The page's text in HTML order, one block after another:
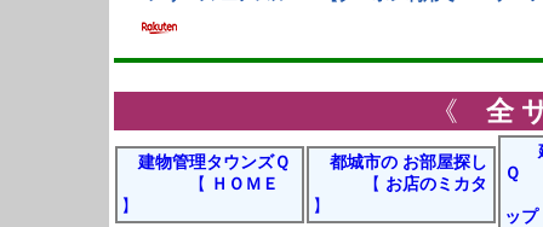
《全
建物管理タウンズＱ
【
ＨＯＭＥ
】
都城市の お部屋探し
【 お店のミカタ
】
Ｑ
ップ